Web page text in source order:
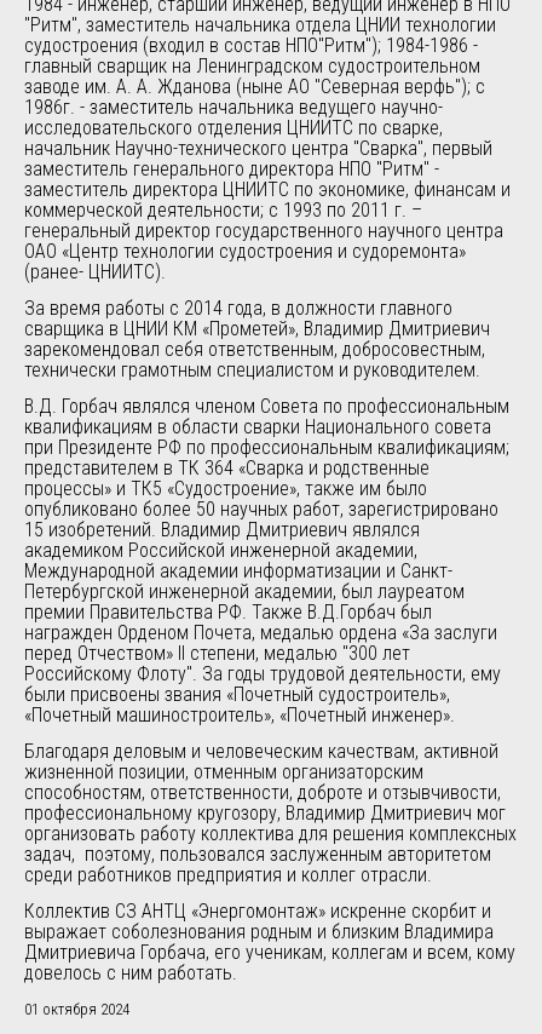
1984 - инженер, старший инженер, ведущий инженер в НПО
"Ритм", заместитель начальника отдела ЦНИИ технологии
судостроения (входил в состав НПО"Ритм"); 1984-1986 -
главный сварщик на Ленинградском судостроительном
заводе им. А. А. Жданова (ныне АО "Северная верфь"); с
1986г. - заместитель начальника ведущего научно-
исследовательского отделения ЦНИИТС по сварке,
начальник Научно-технического центра "Сварка", первый
заместитель генерального директора НПО "Ритм" -
заместитель директора ЦНИИТС по экономике, финансам и
коммерческой деятельности; с 1993 по 2011 г. –
генеральный директор государственного научного центра
ОАО «Центр технологии судостроения и судоремонта»
(ранее- ЦНИИТС).
За время работы с 2014 года, в должности главного
сварщика в ЦНИИ КМ «Прометей», Владимир Дмитриевич
зарекомендовал себя ответственным, добросовестным,
технически грамотным специалистом и руководителем.
В.Д. Горбач являлся членом Совета по профессиональным
квалификациям в области сварки Национального совета
при Президенте РФ по профессиональным квалификациям;
представителем в ТК 364 «Сварка и родственные
процессы» и ТК5 «Судостроение», также им было
опубликовано более 50 научных работ, зарегистрировано
15 изобретений. Владимир Дмитриевич являлся
академиком Российской инженерной академии,
Международной академии информатизации и Санкт-
Петербургской инженерной академии, был лауреатом
премии Правительства РФ. Также В.Д.Горбач был
награжден Орденом Почета, медалью ордена «За заслуги
перед Отчеством» II степени, медалью "300 лет
Российскому Флоту". За годы трудовой деятельности, ему
были присвоены звания «Почетный судостроитель»,
«Почетный машиностроитель», «Почетный инженер».
Благодаря деловым и человеческим качествам, активной
жизненной позиции, отменным организаторским
способностям, ответственности, доброте и отзывчивости,
профессиональному кругозору, Владимир Дмитриевич мог
организовать работу коллектива для решения комплексных
задач, поэтому, пользовался заслуженным авторитетом
среди работников предприятия и коллег отрасли.
Коллектив СЗ АНТЦ «Энергомонтаж» искренне скорбит и
выражает соболезнования родным и близким Владимира
Дмитриевича Горбача, его ученикам, коллегам и всем, кому
довелось с ним работать.
01 октября 2024